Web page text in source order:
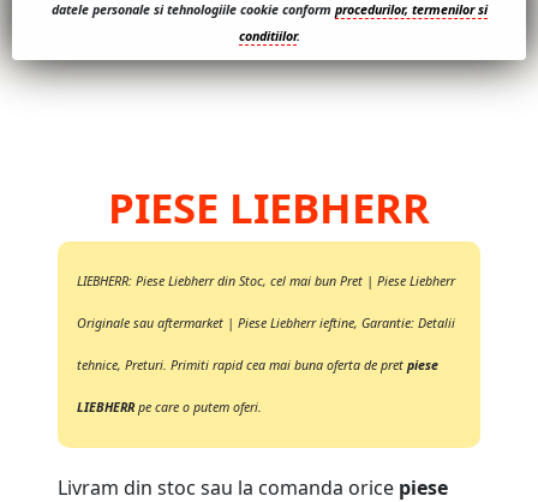
datele personale si tehnologiile cookie conform procedurilor, termenilor si
conditiilor.
PIESE LIEBHERR
LIEBHERR: Piese Liebherr din Stoc, cel mai bun Pret | Piese Liebherr
Originale sau aftermarket | Piese Liebherr ieftine, Garantie: Detalii
tehnice, Preturi. Primiti rapid cea mai buna oferta de pret piese
LIEBHERRpe care o putem oferi.
Livram din stoc sau la comanda orice piese